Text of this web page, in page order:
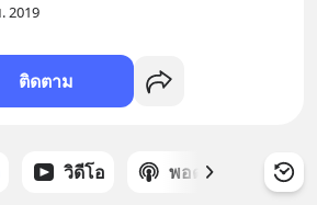
2019
ติดตาม
วิดีโอ พอดแคสต์